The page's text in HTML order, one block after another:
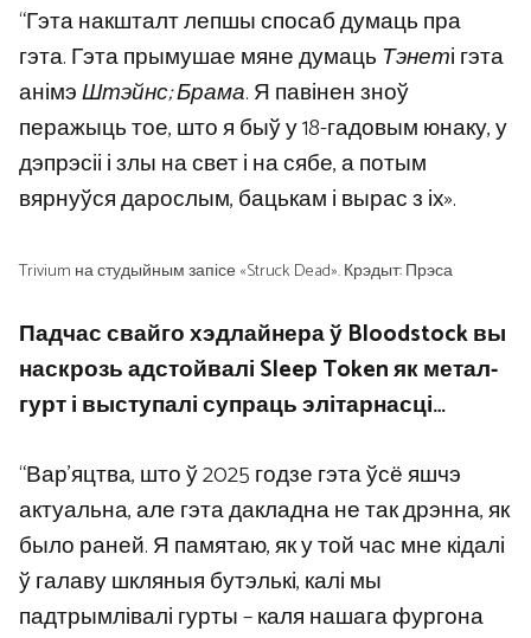
“Гэта накшталт лепшы спосаб думаць пра
гэта. Гэта прымушае мяне думацьТэнеті гэта
анімэШтэйнс; Брама. Я павінен зноў
перажыць тое, што я быў у 18-гадовым юнаку, у
дэпрэсіі і злы на свет і на сябе, а потым
вярнуўся дарослым, бацькам і вырас з іх».
Trivium на студыйным запісе «Struck Dead». Крэдыт: Прэса
Падчас свайго хэдлайнера ў Bloodstock вы
наскрозь адстойвалі Sleep Token як метал-
гурт і выступалі супраць элітарнасці…
“Вар’яцтва, што ў 2025 годзе гэта ўсё яшчэ
актуальна, але гэта дакладна не так дрэнна, як
было раней. Я памятаю, як у той час мне кідалі
ў галаву шкляныя бутэлькі, калі мы
падтрымлівалі гурты – каля нашага фургона